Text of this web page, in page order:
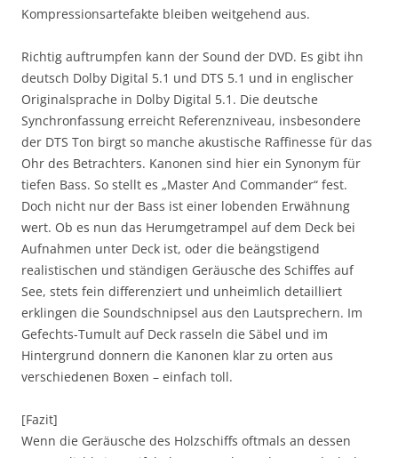
Kompressionsartefakte bleiben weitgehend aus.
Richtig auftrumpfen kann der Sound der DVD. Es gibt ihn
deutsch Dolby Digital 5.1 und DTS 5.1 und in englischer
Originalsprache in Dolby Digital 5.1. Die deutsche
Synchronfassung erreicht Referenzniveau, insbesondere
der DTS Ton birgt so manche akustische Raffinesse für das
Ohr des Betrachters. Kanonen sind hier ein Synonym für
tiefen Bass. So stellt es „Master And Commander“ fest.
Doch nicht nur der Bass ist einer lobenden Erwähnung
wert. Ob es nun das Herumgetrampel auf dem Deck bei
Aufnahmen unter Deck ist, oder die beängstigend
realistischen und ständigen Geräusche des Schiffes auf
See, stets fein differenziert und unheimlich detailliert
erklingen die Soundschnipsel aus den Lautsprechern. Im
Gefechts-Tumult auf Deck rasseln die Säbel und im
Hintergrund donnern die Kanonen klar zu orten aus
verschiedenen Boxen – einfach toll.
[Fazit]
Wenn die Geräusche des Holzschiffs oftmals an dessen